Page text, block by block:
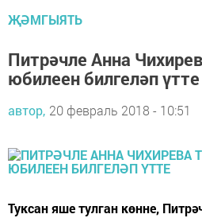
ҖӘМГЫЯТЬ
Питрәчле Анна
юбилеен билгеләп үтте
автор, 20 февраль 2018 - 10:51
Туксан яше тулган көнне,